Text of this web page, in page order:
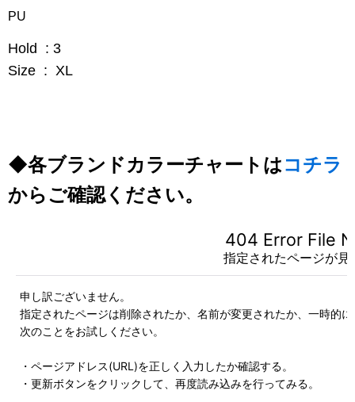
PU
Hold : 3
Size : XL
◆各ブランドカラーチャートはコチラ
からご確認ください。